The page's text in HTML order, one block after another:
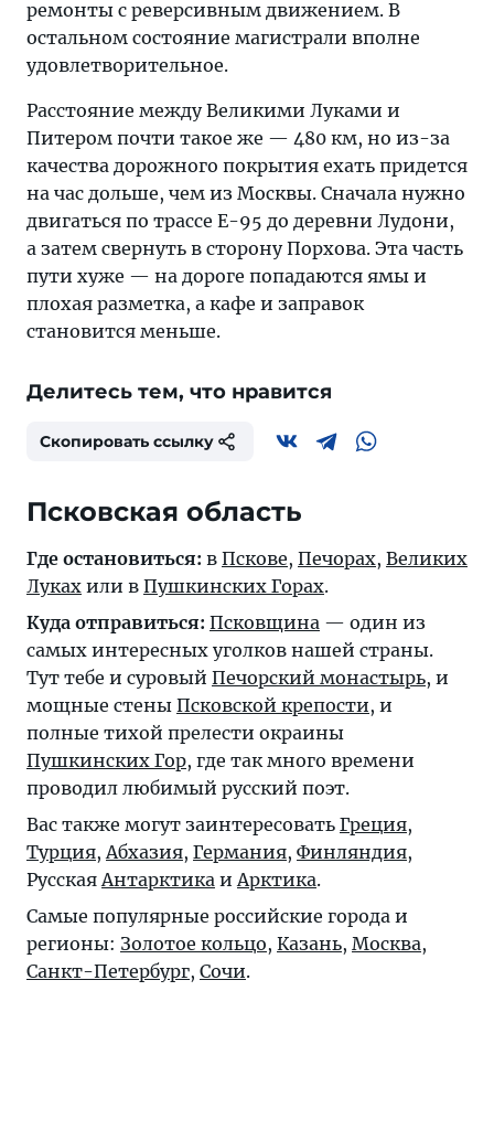
ремонты с реверсивным движением. В
остальном состояние магистрали вполне
удовлетворительное.
Расстояние между Великими Луками и
Питером почти такое же — 480 км, но из-за
качества дорожного покрытия ехать придется
на час дольше, чем из Москвы. Сначала нужно
двигаться по трассе Е-95 до деревни Лудони,
а затем свернуть в сторону Порхова. Эта часть
пути хуже — на дороге попадаются ямы и
плохая разметка, а кафе и заправок
становится меньше.
Делитесь тем, что нравится
Скопировать ссылку
Псковская область
Где остановиться: в Пскове, Печорах, Великих
Луках или в Пушкинских Горах.
Куда отправиться: Псковщина — один из
самых интересных уголков нашей страны.
Тут тебе и суровый Печорский монастырь, и
мощные стены Псковской крепости, и
полные тихой прелести окраины
Пушкинских Гор, где так много времени
проводил любимый русский поэт.
Вас также могут заинтересовать Греция,
Турция,Абхазия, Германия, Финляндия,
РусскаяАнтарктика иАрктика.
Самые популярные российские города и
регионы: Золотое кольцо, Казань, Москва,
Санкт-Петербург, Сочи.